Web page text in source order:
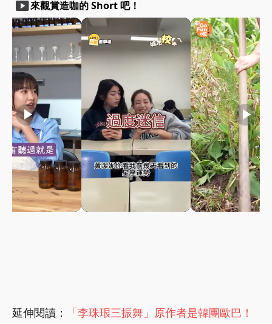
smart_display來觀賞造咖的 Short 吧！
play_arrow play_arrow play_arrow
延伸閱讀：
「李珠珢三振舞」原作者是韓團歐巴！